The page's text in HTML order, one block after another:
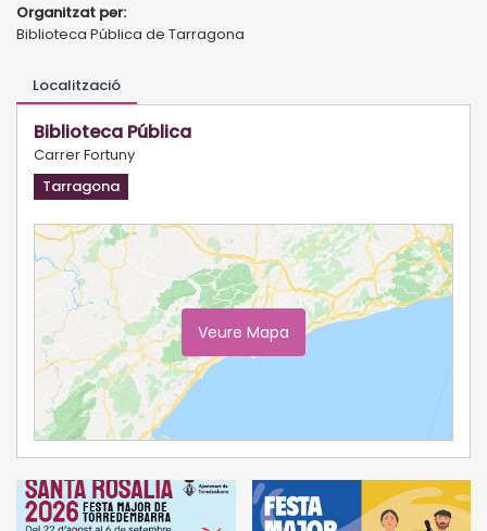
Organitzat per:
Biblioteca Pública de Tarragona
Localització
Biblioteca Pública
Carrer Fortuny
Tarragona
Veure Mapa